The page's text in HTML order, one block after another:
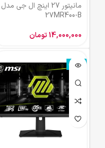
مانیتور 27 اینچ ال جی مدل
27MR400-B
14,000,000تومان
ناموجود